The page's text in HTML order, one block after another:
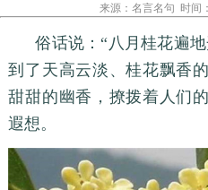
来源：名言名句 时间
俗话说：“八月桂花遍
到了天高云淡、桂花飘香
甜甜的幽香，撩拨着人们
遐想。